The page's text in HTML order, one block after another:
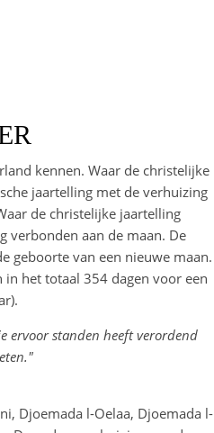
kennen. Waar de christelijke
jaartelling met de verhuizing
de christelijke jaartelling
verbonden aan de maan. De
geboorte van een nieuwe maan.
het totaal 354 dagen voor een
ervoor standen heeft verordend
Djoemada l-Oelaa, Djoemada l-